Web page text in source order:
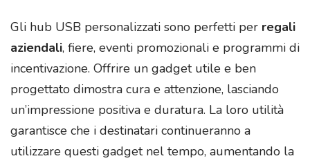
Gli hub USB personalizzati sono perfetti per regali
aziendali, fiere, eventi promozionali e programmi di
incentivazione. Offrire un gadget utile e ben
progettato dimostra cura e attenzione, lasciando
un’impressione positiva e duratura. La loro utilità
garantisce che i destinatari continueranno a
utilizzare questi gadget nel tempo, aumentando la